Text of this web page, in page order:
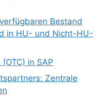
Bestand
in HU- und Nicht-HU-
in SAP
Zentrale